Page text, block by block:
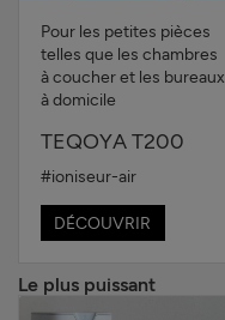
Pour les petites pièces
telles que les chambres
à coucher et les bureaux
à domicile
TEQOYA T200
#ioniseur-air
DÉCOUVRIR
Le plus puissant